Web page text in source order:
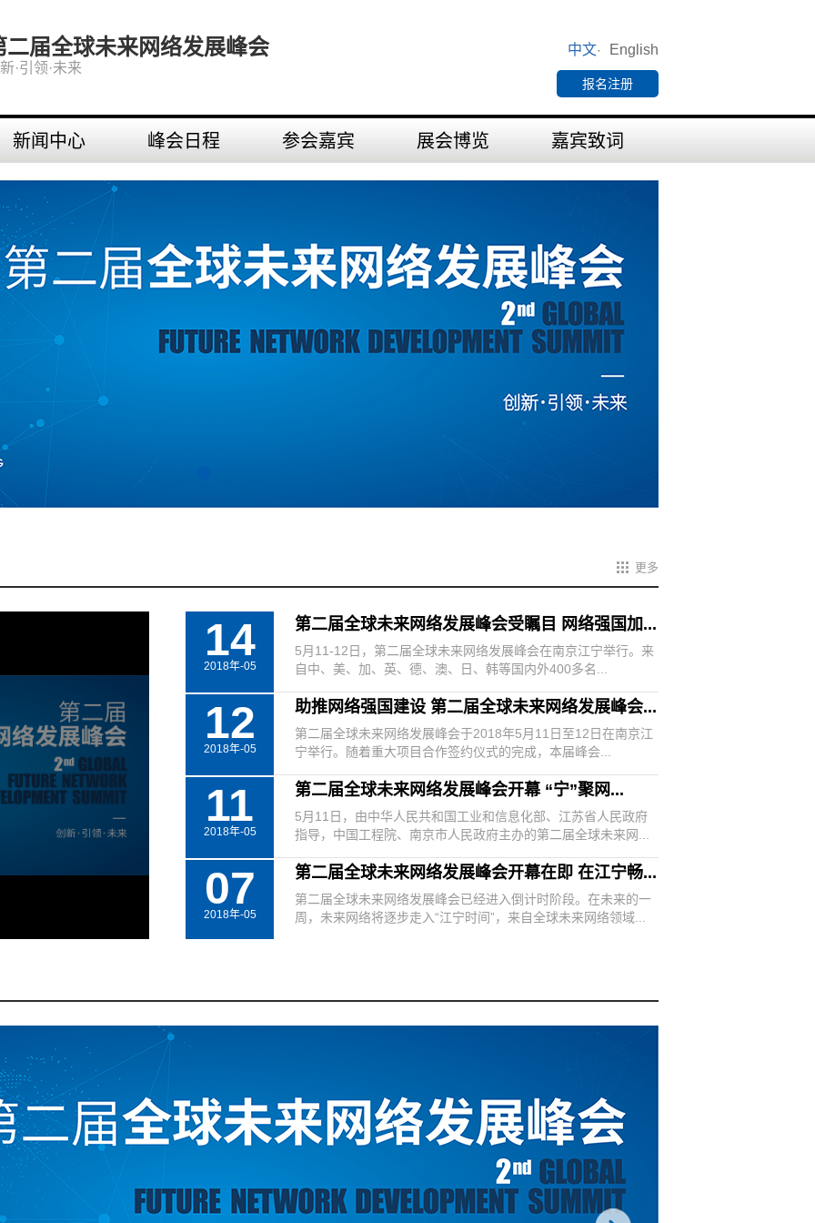
二届全球未来网络发展峰会
·引领·未来
中文· English
报名注册
新闻中心 峰会日程 参会嘉宾 展会博览 嘉宾致词
更多
14
2018年-05
第二届全球未来网络发展峰会受瞩目 网络强国加...
5月11-12日，第二届全球未来网络发展峰会在南京江宁举行。来
自中、美、加、英、德、澳、日、韩等国内外400多名...
12
2018年-05
助推网络强国建设 第二届全球未来网络发展峰会...
第二届全球未来网络发展峰会于2018年5月11日至12日在南京江
宁举行。随着重大项目合作签约仪式的完成，本届峰会...
11
2018年-05
第二届全球未来网络发展峰会开幕 “宁”聚网...
5月11日，由中华人民共和国工业和信息化部、江苏省人民政府
指导，中国工程院、南京市人民政府主办的第二届全球未来网...
07
2018年-05
第二届全球未来网络发展峰会开幕在即 在江宁畅...
第二届全球未来网络发展峰会已经进入倒计时阶段。在未来的一
周，未来网络将逐步走入“江宁时间”，来自全球未来网络领域...